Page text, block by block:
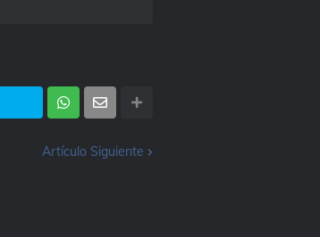
Artículo Siguiente